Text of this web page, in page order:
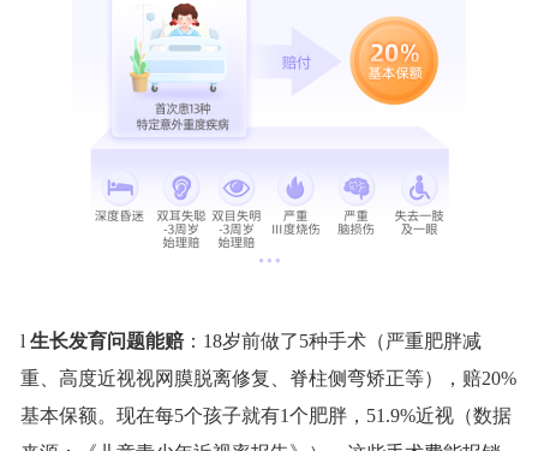
l 生长发育问题能赔： 18岁前做了5种手术（严重肥胖减
重、高度近视视网膜脱离修复、脊柱侧弯矫正等），赔20%
基本保额。现在每5个孩子就有1个肥胖，51.9%近视（数据